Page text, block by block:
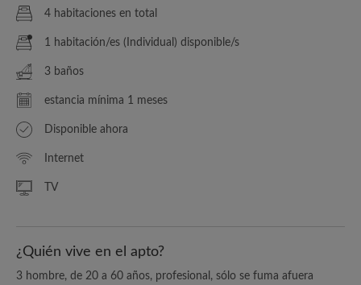
4 habitaciones en total
1 habitación/es (Individual) disponible/s
3 baños
estancia mínima 1 meses
Disponible ahora
Internet
TV
¿Quién vive en el apto?
3 hombre, de 20 a 60 años, profesional, sólo se fuma afuera